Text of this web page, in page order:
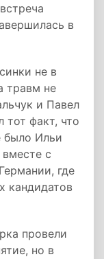
в
не в
травм не
и Павел
факт, что
было Ильи
с
где
кандидатов
провели
но в